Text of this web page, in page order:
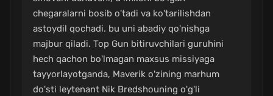
chegaralarni bosib o'tadi va ko'tarilishdan
astoydil qochadi. bu uni abadiy qo'nishga
majbur qiladi. Top Gun bitiruvchilari guruhini
hech qachon bo'lmagan maxsus missiyaga
tayyorlayotganda, Maverik o'zining marhum
do'sti leytenant Nik Bredshouning o'g'li